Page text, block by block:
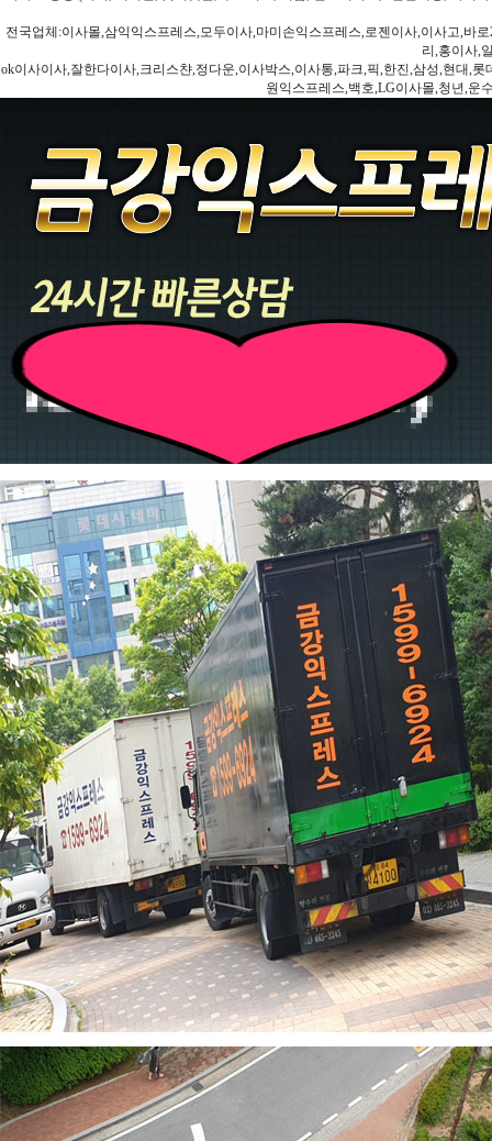
전국업체:이사몰,삼익익스프레스,모두이사,마미손익스프레스,로젠이사,이사고,바
리,홍이사,
ok이사이사,잘한다이사,크리스챤,정다운,이사박스,이사통,파크,픽,한진,삼성,현대,
원익스프레스,백호,LG이사몰,청년,운